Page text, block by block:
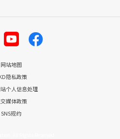
网站地图
隐私政策
个人信息处理
媒体政策
SNS规约